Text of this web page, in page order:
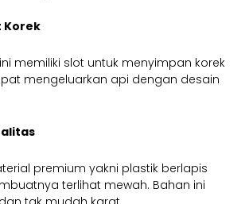
Korek
memiliki slot untuk menyimpan korek
mengeluarkan api dengan desain
premium yakni plastik berlapis
terlihat mewah. Bahan ini